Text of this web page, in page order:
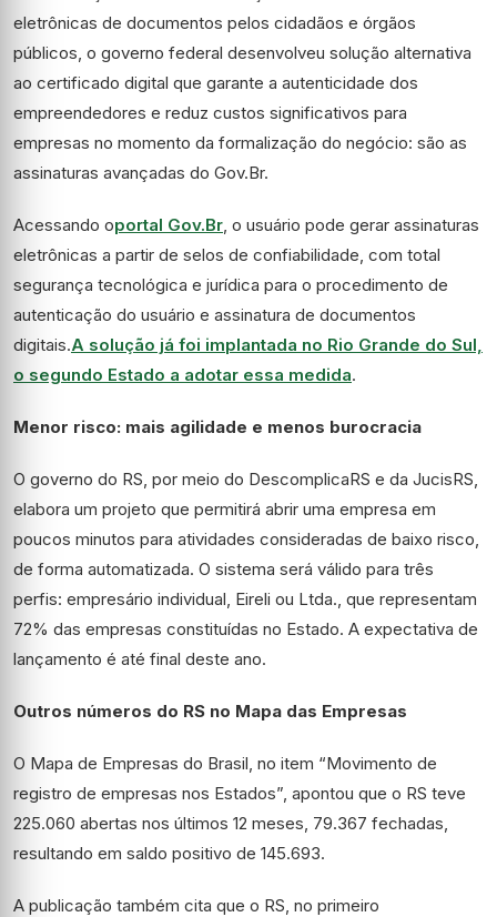
eletrônicas de documentos pelos cidadãos e órgãos
públicos, o governo federal desenvolveu solução alternativa
ao certificado digital que garante a autenticidade dos
empreendedores e reduz custos significativos para
empresas no momento da formalização do negócio: são as
assinaturas avançadas do Gov.Br.
Acessando oportal Gov.Br, o usuário pode gerar assinaturas
eletrônicas a partir de selos de confiabilidade, com total
segurança tecnológica e jurídica para o procedimento de
autenticação do usuário e assinatura de documentos
digitais.A solução já foi implantada no Rio Grande do Sul,
o segundo Estado a adotar essa medida.
Menor risco: mais agilidade e menos burocracia
O governo do RS, por meio do DescomplicaRS e da JucisRS,
elabora um projeto que permitirá abrir uma empresa em
poucos minutos para atividades consideradas de baixo risco,
de forma automatizada. O sistema será válido para três
perfis: empresário individual, Eireli ou Ltda., que representam
72% das empresas constituídas no Estado. A expectativa de
lançamento é até final deste ano.
Outros números do RS no Mapa das Empresas
O Mapa de Empresas do Brasil, no item “Movimento de
registro de empresas nos Estados”, apontou que o RS teve
225.060 abertas nos últimos 12 meses, 79.367 fechadas,
resultando em saldo positivo de 145.693.
A publicação também cita que o RS, no primeiro